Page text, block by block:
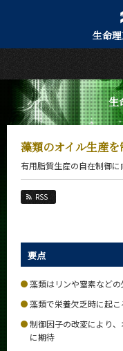
生命
生
藻類のオイル生産
有用脂質生産の自在制御
RSS
要点
藻類はリンや窒素など
藻類で栄養欠乏時に起
制御因子の改変により
に期待
日本語
トップページ
Top Page
生命理工学系について
About Us
Education
教員・研究室
Faculty and
Future
入学案内
Admissions
生命理工学系 News
News 一覧